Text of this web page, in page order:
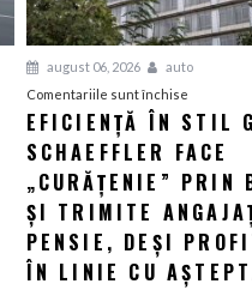
august 06, 2026
auto
Comentariile sunt închisepentru
Eficiență
în
stil
Schaeffler
face
EFICIENȚĂ ÎN STIL
SCHAEFFLER FACE
„CURĂȚENIE” PRIN
ȘI TRIMITE
PENSIE, DEȘI
ÎN LINIE CU